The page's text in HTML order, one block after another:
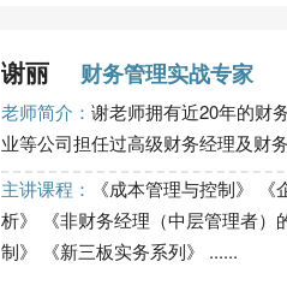
谢丽 财务管理实战专家
老师简介： 谢老师拥有近20年的财
业等公司担任过高级财务经理及财
主讲课程：
《成本管理与控制》
析》 《非财务经理（中层管理者）
制》 《新三板实务系列》 ......